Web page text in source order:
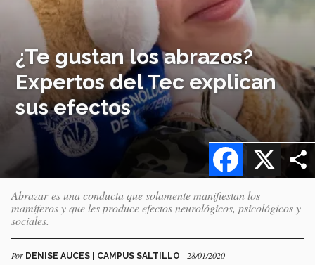
¿Te gustan los abrazos?
Expertos del Tec explican
sus efectos
X
Facebook
Abrazar es una conducta que solamente manifiestan los
mamíferos y que les produce efectos neurológicos, psicológicos y
sociales.
Por DENISE AUCES | CAMPUS SALTILLO - 28/01/2020